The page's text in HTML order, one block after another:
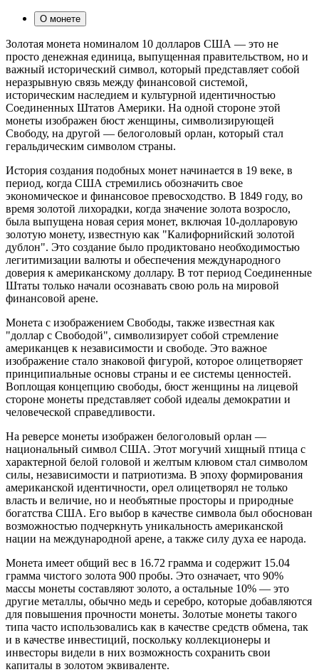
О монете
Золотая монета номиналом 10 долларов США — это не
просто денежная единица, выпущенная правительством, но и
важный исторический символ, который представляет собой
неразрывную связь между финансовой системой,
историческим наследием и культурной идентичностью
Соединенных Штатов Америки. На одной стороне этой
монеты изображен бюст женщины, символизирующей
Свободу, на другой — белоголовый орлан, который стал
геральдическим символом страны.
История создания подобных монет начинается в 19 веке, в
период, когда США стремились обозначить свое
экономическое и финансовое превосходство. В 1849 году, во
время золотой лихорадки, когда значение золота возросло,
была выпущена новая серия монет, включая 10-долларовую
золотую монету, известную как "Калифорнийский золотой
дублон". Это создание было продиктовано необходимостью
легитимизации валюты и обеспечения международного
доверия к американскому доллару. В тот период Соединенные
Штаты только начали осознавать свою роль на мировой
финансовой арене.
Монета с изображением Свободы, также известная как
"доллар с Свободой", символизирует собой стремление
американцев к независимости и свободе. Это важное
изображение стало знаковой фигурой, которое олицетворяет
принципиальные основы страны и ее системы ценностей.
Воплощая концепцию свободы, бюст женщины на лицевой
стороне монеты представляет собой идеалы демократии и
человеческой справедливости.
На реверсе монеты изображен белоголовый орлан —
национальный символ США. Этот могучий хищный птица с
характерной белой головой и желтым клювом стал символом
силы, независимости и патриотизма. В эпоху формирования
американской идентичности, орел олицетворял не только
власть и величие, но и необъятные просторы и природные
богатства США. Его выбор в качестве символа был обоснован
возможностью подчеркнуть уникальность американской
нации на международной арене, а также силу духа ее народа.
Монета имеет общий вес в 16.72 грамма и содержит 15.04
грамма чистого золота 900 пробы. Это означает, что 90%
массы монеты составляют золото, а остальные 10% — это
другие металлы, обычно медь и серебро, которые добавляются
для повышения прочности монеты. Золотые монеты такого
типа часто использовались как в качестве средств обмена, так
и в качестве инвестиций, поскольку коллекционеры и
инвесторы видели в них возможность сохранить свои
капиталы в золотом эквиваленте.